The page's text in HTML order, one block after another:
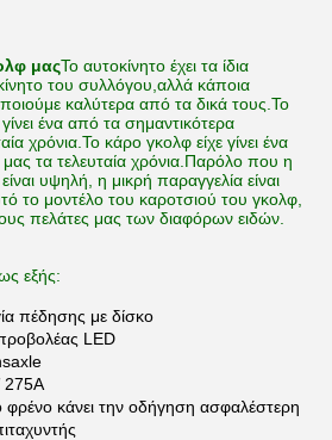
μαςΤο αυτοκίνητο έχει τα ίδια
του συλλόγου,αλλά κάποια
καλύτερα από τα δικά τους.Το
ένα από τα σημαντικότερα
χρόνια.Το κάρο γκολφ είχε γίνει ένα
τα τελευταία χρόνια.Παρόλο που η
υψηλή, η μικρή παραγγελία είναι
το μοντέλο του καροτσιού του γκολφ,
πελάτες μας των διαφόρων ειδών.
εξής:
πέδησης με δίσκο
LED
275A
φρένο κάνει την οδήγηση ασφαλέστερη